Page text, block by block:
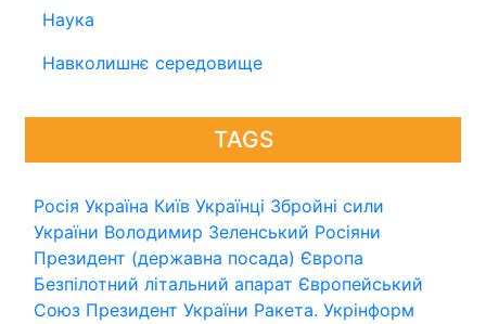
Наука
Навколишнє середовище
TAGS
Росія Україна Київ Українці Збройні сили
України Володимир Зеленський Росіяни
Президент (державна посада) Європа
Безпілотний літальний апарат Європейський
Союз Президент України Ракета. Укрінформ